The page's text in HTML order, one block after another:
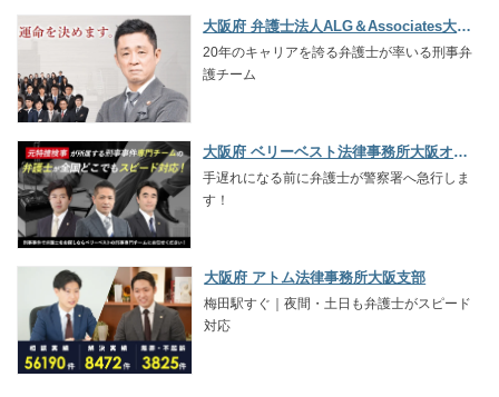
大阪府 弁護士法人ALG＆Associates大阪法律事務所
20年のキャリアを誇る弁護士が率いる刑事弁
護チーム
大阪府 ベリーベスト法律事務所大阪オフィス
手遅れになる前に弁護士が警察署へ急行しま
す！
大阪府 アトム法律事務所大阪支部
梅田駅すぐ｜夜間・土日も弁護士がスピード
対応